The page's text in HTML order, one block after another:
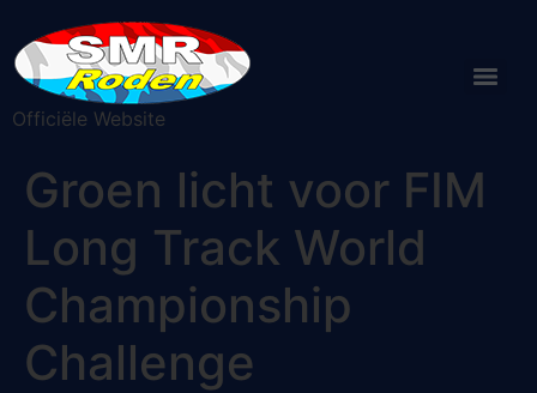
Officiële Website
Groen licht voor FIM
Long Track World
Championship
Challenge